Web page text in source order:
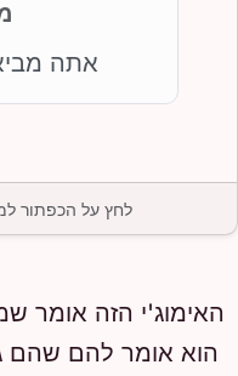
אתה
לחץ על הכפתור
האימוג'י הזה אומר
הוא אומר להם שהם